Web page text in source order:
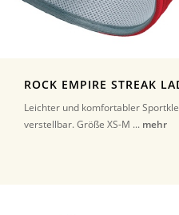
ROCK EMPIRE STREAK
Leichter und komfortabler
verstellbar. Größe XS-M ... mehr